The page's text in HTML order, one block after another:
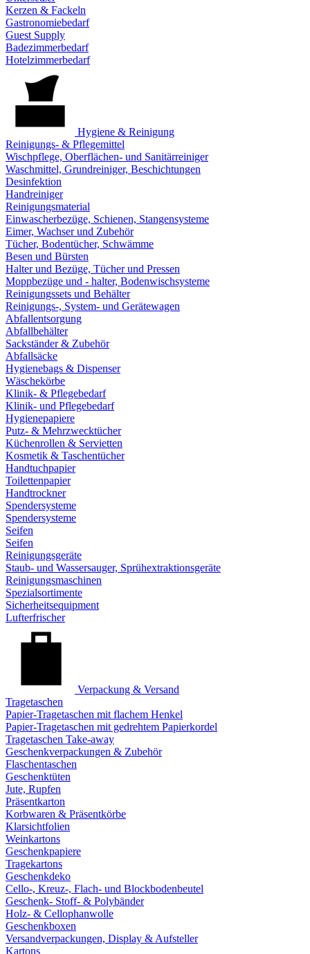
Kerzen & Fackeln
Gastronomiebedarf
Guest Supply
Badezimmerbedarf
Hotelzimmerbedarf
Hygiene & Reinigung
Reinigungs- & Pflegemittel
Wischpflege, Oberflächen- und Sanitärreiniger
Waschmittel, Grundreiniger, Beschichtungen
Desinfektion
Handreiniger
Reinigungsmaterial
Einwascherbezüge, Schienen, Stangensysteme
Eimer, Wachser und Zubehör
Tücher, Bodentücher, Schwämme
Besen und Bürsten
Halter und Bezüge, Tücher und Pressen
Moppbezüge und - halter, Bodenwischsysteme
Reinigungssets und Behälter
Reinigungs-, System- und Gerätewagen
Abfallentsorgung
Abfallbehälter
Sackständer & Zubehör
Abfallsäcke
Hygienebags & Dispenser
Wäschekörbe
Klinik- & Pflegebedarf
Klinik- und Pflegebedarf
Hygienepapiere
Putz- & Mehrzwecktücher
Küchenrollen & Servietten
Kosmetik & Taschentücher
Handtuchpapier
Toilettenpapier
Handtrockner
Spendersysteme
Spendersysteme
Seifen
Seifen
Reinigungsgeräte
Staub- und Wassersauger, Sprühextraktionsgeräte
Reinigungsmaschinen
Spezialsortimente
Sicherheitsequipment
Lufterfrischer
Verpackung & Versand
Tragetaschen
Papier-Tragetaschen mit flachem Henkel
Papier-Tragetaschen mit gedrehtem Papierkordel
Tragetaschen Take-away
Geschenkverpackungen & Zubehör
Flaschentaschen
Geschenktüten
Jute, Rupfen
Präsentkarton
Korbwaren & Präsentkörbe
Klarsichtfolien
Weinkartons
Geschenkpapiere
Tragekartons
Geschenkdeko
Cello-, Kreuz-, Flach- und Blockbodenbeutel
Geschenk- Stoff- & Polybänder
Holz- & Cellophanwolle
Geschenkboxen
Versandverpackungen, Display & Aufsteller
Kartons